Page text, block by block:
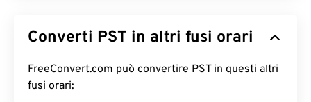
Converti PST in altri fusi orari
FreeConvert.com può convertire PST in questi altri
fusi orari: